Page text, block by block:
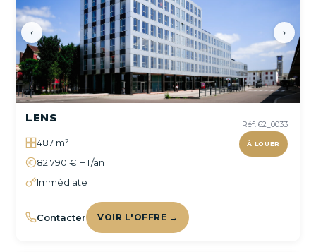
‹ ›
Réf. 62_0033
À LOUER
LENS
487 m²
82 790 € HT/an
Immédiate
Contacter VOIR L'OFFRE →